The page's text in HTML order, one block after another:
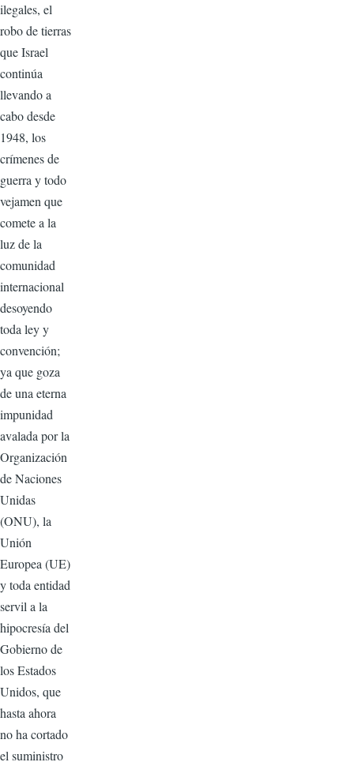
ilegales, el
robo de tierras
que Israel
continúa
llevando a
cabo desde
1948, los
crímenes de
guerra y todo
vejamen que
comete a la
luz de la
comunidad
internacional
desoyendo
toda ley y
convención;
ya que goza
de una eterna
impunidad
avalada por la
Organización
de Naciones
Unidas
(ONU), la
Unión
Europea (UE)
y toda entidad
servil a la
hipocresía del
Gobierno de
los Estados
Unidos, que
hasta ahora
no ha cortado
el suministro